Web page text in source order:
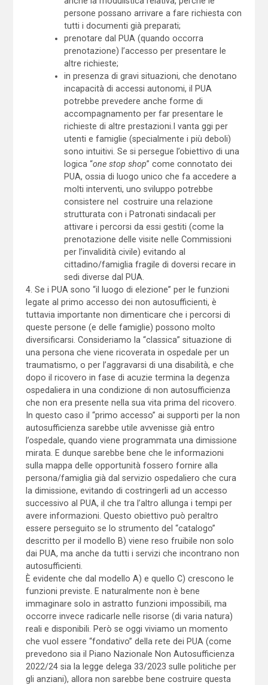
persone possano arrivare a fare richiesta con
tutti i documenti già preparati;
prenotare dal PUA (quando occorra
prenotazione) l’accesso per presentare le
altre richieste;
in presenza di gravi situazioni, che denotano
incapacità di accessi autonomi, il PUA
potrebbe prevedere anche forme di
accompagnamento per far presentare le
richieste di altre prestazioni.I vanta ggi per
utenti e famiglie (specialmente i più deboli)
sono intuitivi. Se si persegue l’obiettivo di una
logica “one stop shop” come connotato dei
PUA, ossia di luogo unico che fa accedere a
molti interventi, uno sviluppo potrebbe
consistere nel costruire una relazione
strutturata con i Patronati sindacali per
attivare i percorsi da essi gestiti (come la
prenotazione delle visite nelle Commissioni
per l’invalidità civile) evitando al
cittadino/famiglia fragile di doversi recare in
sedi diverse dal PUA.
4. Se i PUA sono “il luogo di elezione” per le funzioni
legate al primo accesso dei non autosufficienti, è
tuttavia importante non dimenticare che i percorsi di
queste persone (e delle famiglie) possono molto
diversificarsi. Consideriamo la “classica” situazione di
una persona che viene ricoverata in ospedale per un
traumatismo, o per l’aggravarsi di una disabilità, e che
dopo il ricovero in fase di acuzie termina la degenza
ospedaliera in una condizione di non autosufficienza
che non era presente nella sua vita prima del ricovero.
In questo caso il “primo accesso” ai supporti per la non
autosufficienza sarebbe utile avvenisse già entro
l’ospedale, quando viene programmata una dimissione
mirata. E dunque sarebbe bene che le informazioni
sulla mappa delle opportunità fossero fornire alla
persona/famiglia già dal servizio ospedaliero che cura
la dimissione, evitando di costringerli ad un accesso
successivo al PUA, il che tra l’altro allunga i tempi per
avere informazioni. Questo obiettivo può peraltro
essere perseguito se lo strumento del “catalogo”
descritto per il modello B) viene reso fruibile non solo
dai PUA, ma anche da tutti i servizi che incontrano non
autosufficienti.
È evidente che dal modello A) e quello C) crescono le
funzioni previste. E naturalmente non è bene
immaginare solo in astratto funzioni impossibili, ma
occorre invece radicarle nelle risorse (di varia natura)
reali e disponibili. Però se oggi viviamo un momento
che vuol essere “fondativo” della rete dei PUA (come
prevedono sia il Piano Nazionale Non Autosufficienza
2022/24 sia la legge delega 33/2023 sulle politiche per
gli anziani), allora non sarebbe bene costruire questa